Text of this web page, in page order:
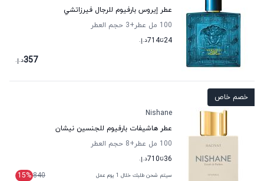
عطر إيروس بارفيوم للرجال فيرزاتشي
100 مل عطر
+3
حجم العطر
24تا714د.إ.
357د.إ.
خصم خاص
Nishane
عطر هاشيفات بارفيوم للجنسين نيشان
100 مل عطر
+8
حجم العطر
36تا710د.إ.
سيتم شحن طلبك خلال 1 يوم عمل 840
15%